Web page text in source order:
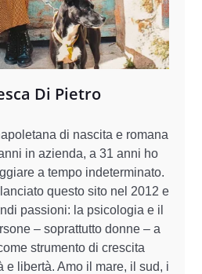
Di Pietro
di nascita e romana
in azienda, a 31 anni ho
a tempo indeterminato.
questo sito nel 2012 e
passioni: la psicologia e il
– soprattutto donne – a
strumento di crescita
e libertà. Amo il mare, il sud, i